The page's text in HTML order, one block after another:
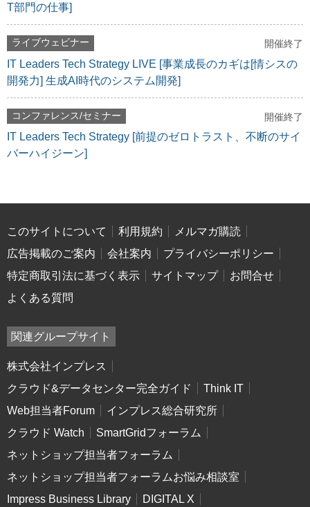
T部門の仕事]
ライブウェビナー 開催終了
IT Leaders Tech Strategy LIVE [事業成長のカギは[情シスの
開発力] 生成AI時代のシステム開発]
コンファレンス/セミナー 開催終了
IT Leaders Tech Strategy [前提のゼロトラスト、不断のサイ
バーハイジーン]
このサイトについて 利用規約
メルマガ購読
広告掲載のご案内
会社案内
プライバシーポリシー
特定商取引法に基づく表示
サイトマップ
お問合せ
よくある質問
関連グループサイト
株式会社インプレス
クラウド&データセンター完全ガイド
Think IT
Web担当者Forum
インプレス総合研究所
クラウド Watch
SmartGridフォーラム
ネットショップ担当者フォーラム
ネットショップ担当者フォーラムお悩み相談室
Impress Business Library
DIGITAL X